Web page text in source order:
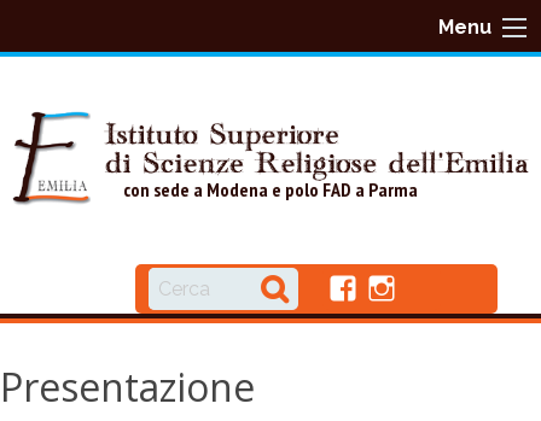
k
t
n
t
Menu
f
a
i
n
con sede a Modena e polo FAD a Parma
Presentazione